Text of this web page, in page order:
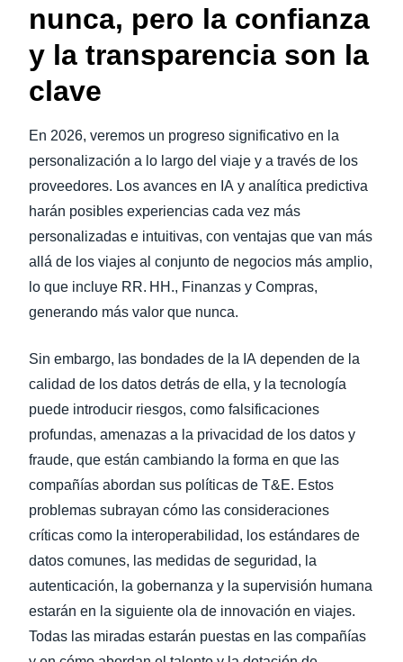
nunca, pero la confianza
y la transparencia son la
clave
En 2026, veremos un progreso significativo en la
personalización a lo largo del viaje y a través de los
proveedores. Los avances en IA y analítica predictiva
harán posibles experiencias cada vez más
personalizadas e intuitivas, con ventajas que van más
allá de los viajes al conjunto de negocios más amplio,
lo que incluye RR. HH., Finanzas y Compras,
generando más valor que nunca.
Sin embargo, las bondades de la IA dependen de la
calidad de los datos detrás de ella, y la tecnología
puede introducir riesgos, como falsificaciones
profundas, amenazas a la privacidad de los datos y
fraude, que están cambiando la forma en que las
compañías abordan sus políticas de T&E. Estos
problemas subrayan cómo las consideraciones
críticas como la interoperabilidad, los estándares de
datos comunes, las medidas de seguridad, la
autenticación, la gobernanza y la supervisión humana
estarán en la siguiente ola de innovación en viajes.
Todas las miradas estarán puestas en las compañías